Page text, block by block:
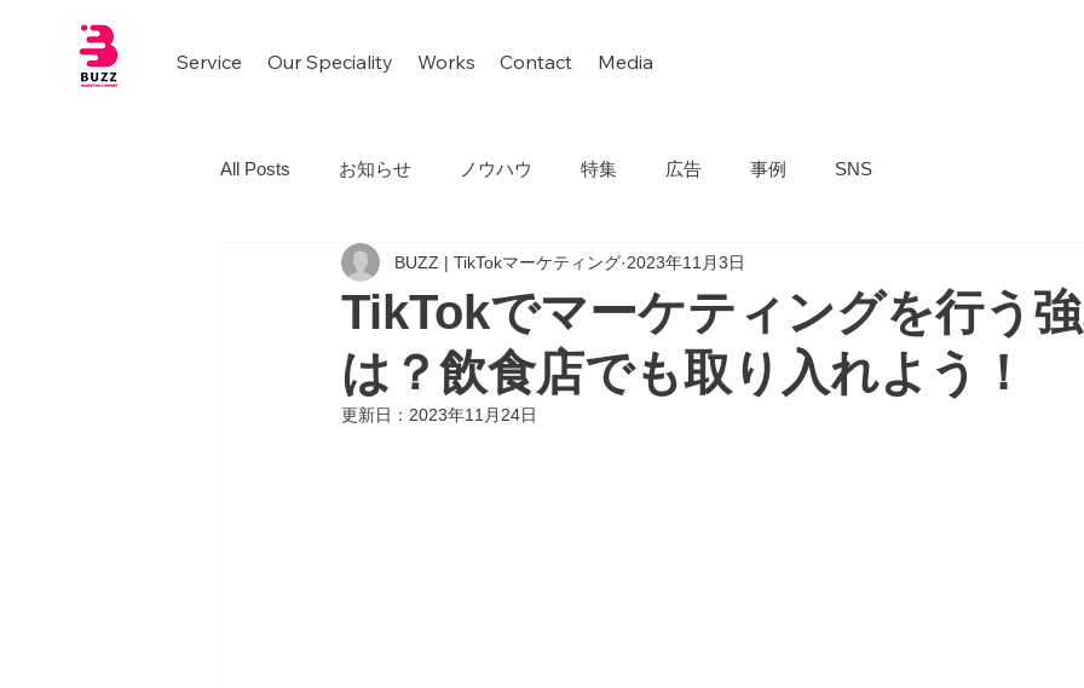
Service Our Speciality Works Contact Media
All Posts お知らせ ノウハウ 特集 広告 事例 SNS
TikTokでマーケティングを行う
は？飲食店でも取り入れよう！
BUZZ | TikTokマーケティング 2023年11月3日
更新日： 2023年11月24日